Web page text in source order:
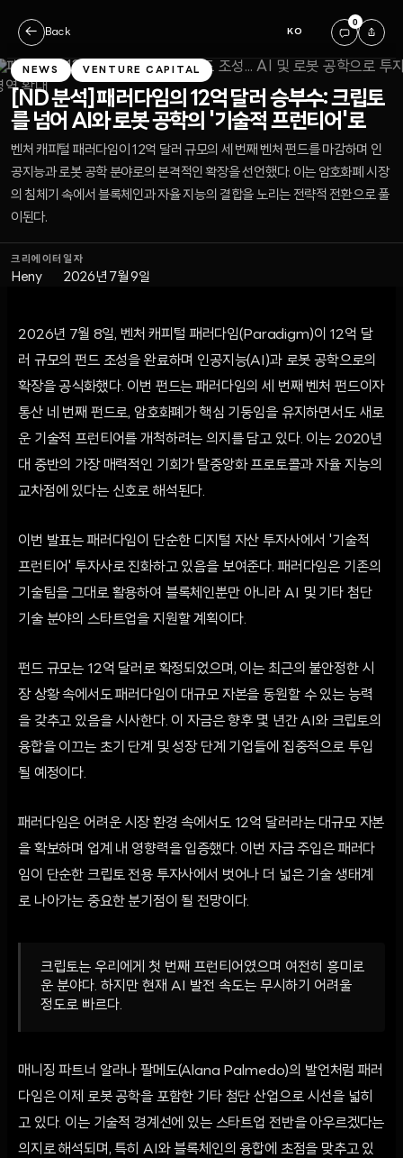
← Back KO
0
NEWS VENTURE CAPITAL
[ND 분석] 패러다임의 12억 달러 승부수: 크립토
를 넘어 AI와 로봇 공학의 '기술적 프런티어'로
벤처 캐피털 패러다임이 12억 달러 규모의 세 번째 벤처 펀드를 마감하며 인
공지능과 로봇 공학 분야로의 본격적인 확장을 선언했다. 이는 암호화폐 시장
의 침체기 속에서 블록체인과 자율 지능의 결합을 노리는 전략적 전환으로 풀
이된다.
크리에이터
Heny
일자
2026년 7월 9일
2026년 7월 8일, 벤처 캐피털 패러다임(Paradigm)이 12억 달
러 규모의 펀드 조성을 완료하며 인공지능(AI)과 로봇 공학으로의
확장을 공식화했다. 이번 펀드는 패러다임의 세 번째 벤처 펀드이자
통산 네 번째 펀드로, 암호화폐가 핵심 기둥임을 유지하면서도 새로
운 기술적 프런티어를 개척하려는 의지를 담고 있다. 이는 2020년
대 중반의 가장 매력적인 기회가 탈중앙화 프로토콜과 자율 지능의
교차점에 있다는 신호로 해석된다.
이번 발표는 패러다임이 단순한 디지털 자산 투자사에서 '기술적
프런티어' 투자사로 진화하고 있음을 보여준다. 패러다임은 기존의
기술팀을 그대로 활용하여 블록체인뿐만 아니라 AI 및 기타 첨단
기술 분야의 스타트업을 지원할 계획이다.
펀드 규모는 12억 달러로 확정되었으며, 이는 최근의 불안정한 시
장 상황 속에서도 패러다임이 대규모 자본을 동원할 수 있는 능력
을 갖추고 있음을 시사한다. 이 자금은 향후 몇 년간 AI와 크립토의
융합을 이끄는 초기 단계 및 성장 단계 기업들에 집중적으로 투입
될 예정이다.
패러다임은 어려운 시장 환경 속에서도 12억 달러라는 대규모 자본
을 확보하며 업계 내 영향력을 입증했다. 이번 자금 주입은 패러다
임이 단순한 크립토 전용 투자사에서 벗어나 더 넓은 기술 생태계
로 나아가는 중요한 분기점이 될 전망이다.
크립토는 우리에게 첫 번째 프런티어였으며 여전히 흥미로
운 분야다. 하지만 현재 AI 발전 속도는 무시하기 어려울
정도로 빠르다.
매니징 파트너 알라나 팔메도(Alana Palmedo)의 발언처럼 패러
다임은 이제 로봇 공학을 포함한 기타 첨단 산업으로 시선을 넓히
고 있다. 이는 기술적 경계선에 있는 스타트업 전반을 아우르겠다는
의지로 해석되며, 특히 AI와 블록체인의 융합에 초점을 맞추고 있